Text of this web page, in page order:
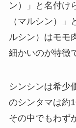
ン）」と名付け
（マルシン）
ルシン）はモモ
細かいのが特徴
シンシンは希少
のシンタマは約
その中でもわず